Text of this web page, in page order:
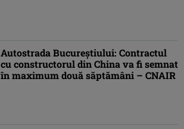
Autostrada Bucureștiului: Contractul
cu constructorul din China va fi semnat
în maximum două săptămâni – CNAIR